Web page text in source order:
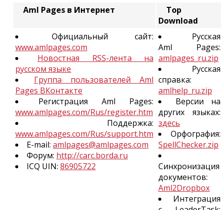
Aml Pages в Интернет
Top
Download
Официальный сайт:
www.amlpages.com
Новостная RSS-лента на
русском языке
Группа пользователей Aml
Pages ВКонтакте
Регистрация Aml Pages:
www.amlpages.com/Rus/register.htm
Поддержка:
www.amlpages.com/Rus/support.htm
E-mail: amlpages@amlpages.com
Форум: http://carc.borda.ru
ICQ UIN: 86905722
Русская
Aml Pages:
amlpages_ru.zip
Русская
справка:
amlhelp_ru.zip
Версии на
других языках:
здесь
Орфография:
SpellChecker.zip
Синхронизация
документов:
Aml2Dropbox
Интеграция